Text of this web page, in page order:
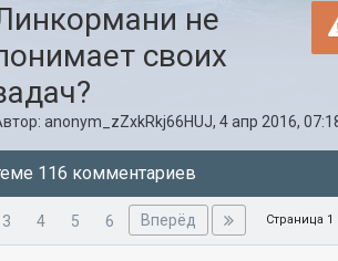
не
своих
anonym_zZxkRkj66HUJ,4 апр 2016,
116 комментариев
3 4 5 6 Вперёд Страница